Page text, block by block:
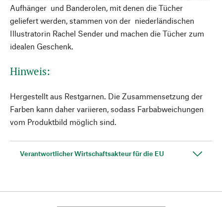
Aufhänger und Banderolen, mit denen die Tücher
geliefert werden, stammen von der niederländischen
Illustratorin Rachel Sender und machen die Tücher zum
idealen Geschenk.
Hinweis:
Hergestellt aus Restgarnen. Die Zusammensetzung der
Farben kann daher variieren, sodass Farbabweichungen
vom Produktbild möglich sind.
Verantwortlicher Wirtschaftsakteur für die EU